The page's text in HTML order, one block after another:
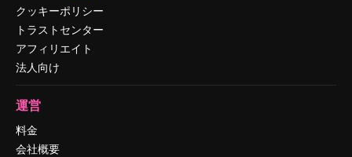
クッキーポリシー
トラストセンター
アフィリエイト
法人向け
運営
料金
会社概要